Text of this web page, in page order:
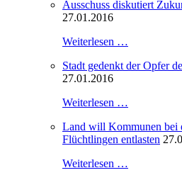
Ausschuss diskutiert
27.01.2016
Weiterlesen …
Stadt gedenkt der Opfer
27.01.2016
Weiterlesen …
Land will Kommunen bei
Flüchtlingen entlasten
Weiterlesen …